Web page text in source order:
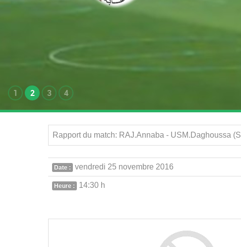
1 2 3 4
Rapport du match: RAJ.Annaba - USM.Daghoussa
Date : vendredi 25 novembre 2016
Heure : 14:30 h